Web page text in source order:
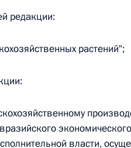
г. № 245-ФЗ
Российской Федерации
деятельности с
редакции:
растений";
власти,